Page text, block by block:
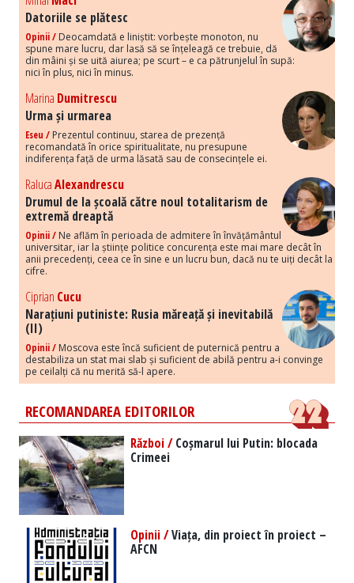
Datoriile se plătesc
Opinii / Deocamdată e liniștit: vorbește monoton, nu
spune mare lucru, dar lasă să se înțeleagă ce trebuie, dă
din mâini și se uită aiurea; pe scurt – e ca pătrunjelul în supă:
nici în plus, nici în minus.
Marina Dumitrescu
Urma și urmarea
Eseu / Prezentul continuu, starea de prezență
recomandată în orice spiritualitate, nu presupune
indiferența față de urma lăsată sau de consecințele ei.
RalucaAlexandrescu
Drumul de la școală către noul totalitarism de
extremă dreaptă
Opinii / Ne aflăm în perioada de admitere în învățământul
universitar, iar la științe politice concurența este mai mare decât în
anii precedenți, ceea ce în sine e un lucru bun, dacă nu te uiți decât la
cifre.
Ciprian Cucu
Narațiuni putiniste: Rusia măreață și inevitabilă
(II)
Opinii / Moscova este încă suficient de puternică pentru a
destabiliza un stat mai slab și suficient de abilă pentru a-i convinge
pe ceilalți că nu merită să-l apere.
RECOMANDAREA EDITORILOR
Război /Coșmarul lui Putin: blocada
Crimeei
Opinii /Viața, din proiect în proiect –
AFCN